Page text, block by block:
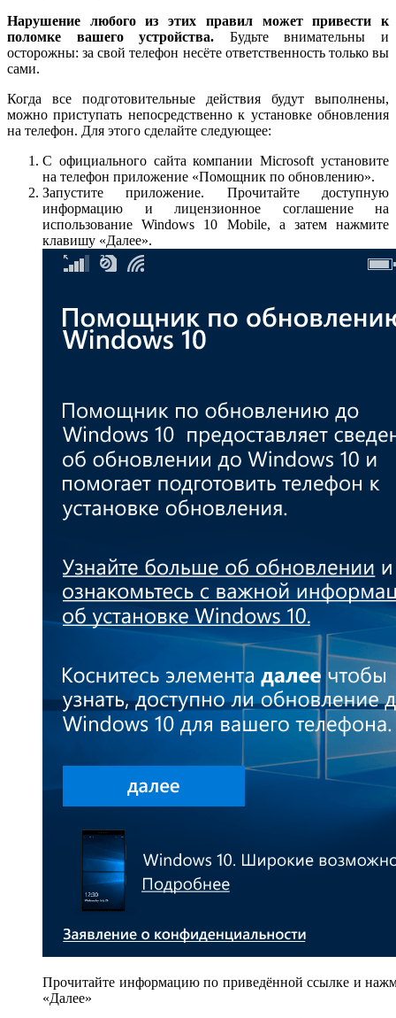
Нарушение любого из этих правил может привести к
поломке вашего устройства. Будьте внимательны и
осторожны: за свой телефон несёте ответственность только вы
сами.
Когда все подготовительные действия будут выполнены,
можно приступать непосредственно к установке обновления
на телефон. Для этого сделайте следующее:
С официального сайта компании Microsoft установите
на телефон приложение «Помощник по обновлению».
Запустите приложение. Прочитайте доступную
информацию и лицензионное соглашение на
использование Windows 10 Mobile, а затем нажмите
клавишу «Далее».
Прочитайте информацию по приведённой ссылке и
«Далее»